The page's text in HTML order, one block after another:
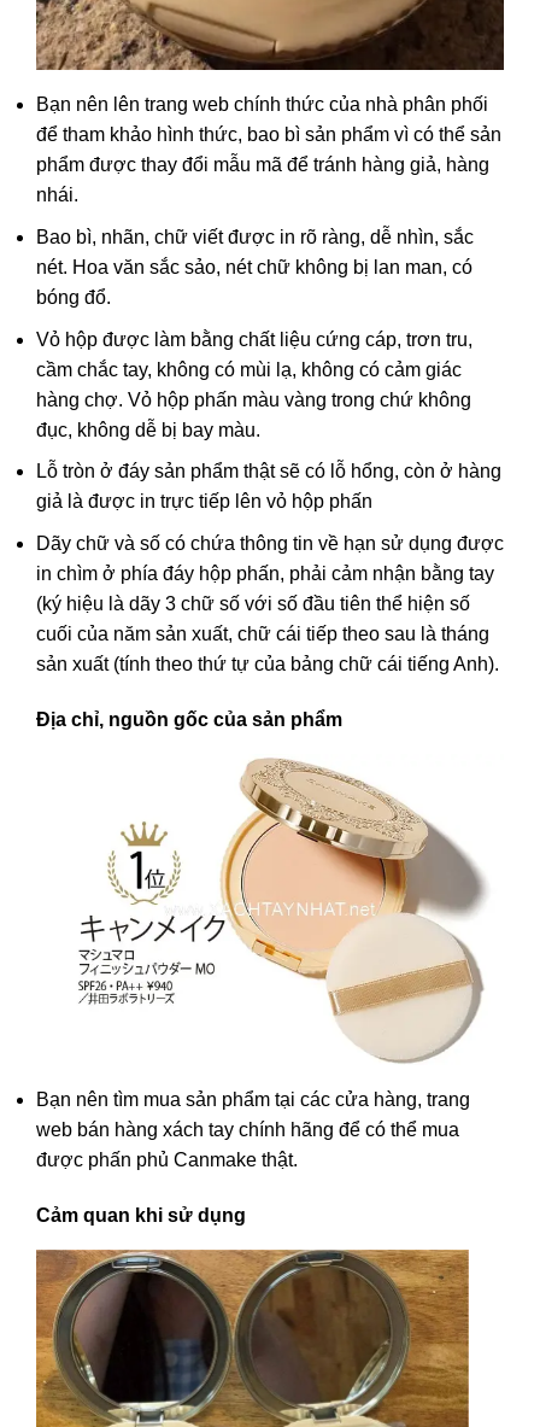
Bạn nên lên trang web chính thức của nhà phân phối
để tham khảo hình thức, bao bì sản phẩm vì có thể sản
phẩm được thay đổi mẫu mã để tránh hàng giả, hàng
nhái.
Bao bì, nhãn, chữ viết được in rõ ràng, dễ nhìn, sắc
nét. Hoa văn sắc sảo, nét chữ không bị lan man, có
bóng đổ.
Vỏ hộp được làm bằng chất liệu cứng cáp, trơn tru,
cầm chắc tay, không có mùi lạ, không có cảm giác
hàng chợ. Vỏ hộp phấn màu vàng trong chứ không
đục, không dễ bị bay màu.
Lỗ tròn ở đáy sản phẩm thật sẽ có lỗ hổng, còn ở hàng
giả là được in trực tiếp lên vỏ hộp phấn
Dãy chữ và số có chứa thông tin về hạn sử dụng được
in chìm ở phía đáy hộp phấn, phải cảm nhận bằng tay
(ký hiệu là dãy 3 chữ số với số đầu tiên thể hiện số
cuối của năm sản xuất, chữ cái tiếp theo sau là tháng
sản xuất (tính theo thứ tự của bảng chữ cái tiếng Anh).
Địa chỉ, nguồn gốc của sản phẩm
Bạn nên tìm mua sản phẩm tại các cửa hàng, trang
web bán hàng xách tay chính hãng để có thể mua
được phấn phủ Canmake thật.
Cảm quan khi sử dụng